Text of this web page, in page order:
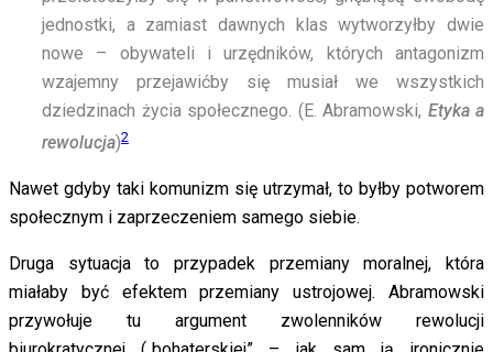
jednostki, a zamiast dawnych klas wytworzyłby dwie
nowe – obywateli i urzędników, których antagonizm
wzajemny przejawićby się musiał we wszystkich
dziedzinach życia społecznego. (E. Abramowski, Etyka a
rewolucja)2
Nawet gdyby taki komunizm się utrzymał, to byłby potworem
społecznym i zaprzeczeniem samego siebie.
Druga sytuacja to przypadek przemiany moralnej, która
miałaby być efektem przemiany ustrojowej. Abramowski
przywołuje tu argument zwolenników rewolucji